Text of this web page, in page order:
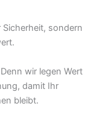
Sicherheit, sondern
wir legen Wert
damit Ihr
bleibt.